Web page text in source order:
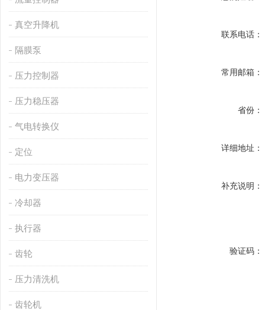
真空升降机
隔膜泵
压力控制器
压力稳压器
气电转换仪
定位
电力变压器
冷却器
执行器
齿轮
压力清洗机
齿轮机
联系电话：
常用邮箱：
省份：
详细地址：
补充说明：
验证码：